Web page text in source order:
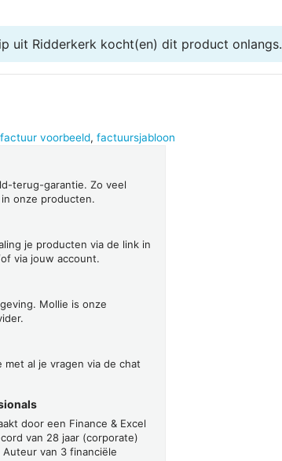
uit Ridderkerkkocht(en) dit product onlangs.
factuur voorbeeld, factuursjabloon
terug-garantie. Zo veel
onze producten.
je producten via de link in
via jouw account.
Mollie is onze
al je vragen via de chat
door een Finance & Excel
van 28 jaar (corporate)
van 3 financiële